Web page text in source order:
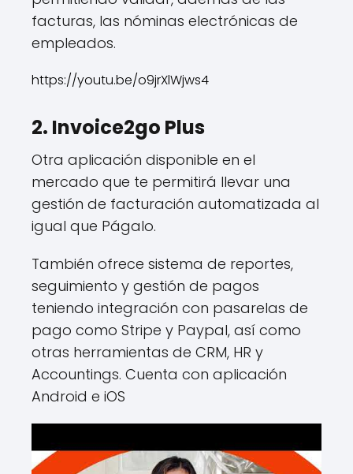
facturas, las nóminas electrónicas de
empleados.
https://youtu.be/o9jrXlWjws4
2. Invoice2go Plus
Otra aplicación disponible en el
mercado que te permitirá llevar una
gestión de facturación automatizada al
igual que Págalo.
También ofrece sistema de reportes,
seguimiento y gestión de pagos
teniendo integración con pasarelas de
pago como Stripe y Paypal, así como
otras herramientas de CRM, HR y
Accountings. Cuenta con aplicación
Android e iOS